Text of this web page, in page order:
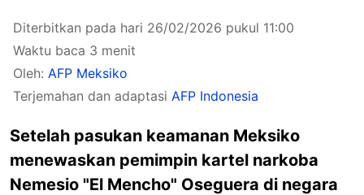
Diterbitkan pada hari 26/02/2026 pukul 11:00
Waktu baca 3 menit
Oleh: AFP Meksiko
Terjemahan dan adaptasi AFP Indonesia
Setelah pasukan keamanan Meksiko
menewaskan pemimpin kartel narkoba
Nemesio "El Mencho" Oseguera di negara